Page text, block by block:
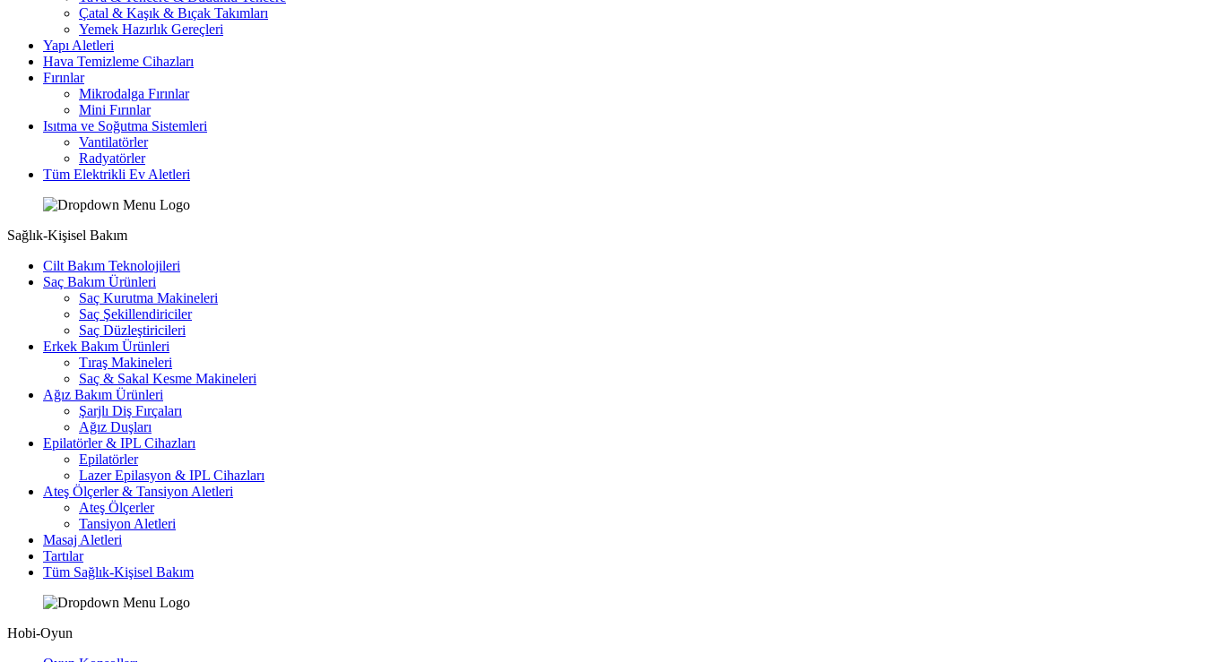
Çatal & Kaşık & Bıçak Takımları
Yemek Hazırlık Gereçleri
Yapı Aletleri
Hava Temizleme Cihazları
Fırınlar
Mikrodalga Fırınlar
Mini Fırınlar
Isıtma ve Soğutma Sistemleri
Vantilatörler
Radyatörler
Tüm Elektrikli Ev Aletleri
Sağlık-Kişisel Bakım
Cilt Bakım Teknolojileri
Saç Bakım Ürünleri
Saç Kurutma Makineleri
Saç Şekillendiriciler
Saç Düzleştiricileri
Erkek Bakım Ürünleri
Tıraş Makineleri
Saç & Sakal Kesme Makineleri
Ağız Bakım Ürünleri
Şarjlı Diş Fırçaları
Ağız Duşları
Epilatörler & IPL Cihazları
Epilatörler
Lazer Epilasyon & IPL Cihazları
Ateş Ölçerler & Tansiyon Aletleri
Ateş Ölçerler
Tansiyon Aletleri
Masaj Aletleri
Tartılar
Tüm Sağlık-Kişisel Bakım
Hobi-Oyun